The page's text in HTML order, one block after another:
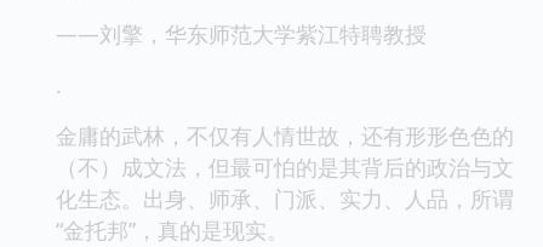
——刘擎，华东师范大学紫江特聘教授
.
金庸的武林，不仅有人情世故，还有形形色色的
（不）成文法，但最可怕的是其背后的政治与文
化生态。出身、师承、门派、实力、人品，所谓
“金托邦”，真的是现实。